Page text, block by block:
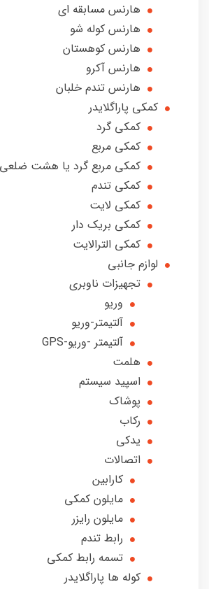
هارنس مسابقه ای
هارنس کوله شو
هارنس کوهستان
هارنس آکرو
هارنس تندم خلبان
کمکی پاراگلایدر
کمکی گرد
کمکی مربع
کمکی مربع گرد یا هشت ضلعی
کمکی تندم
کمکی لایت
کمکی بریک دار
کمکی الترالایت
لوازم جانبی
تجهیزات ناوبری
وریو
آلتیمتر-وریو
آلتیمتر -وریو-GPS
هلمت
اسپید سیستم
پوشاک
رکاب
یدکی
اتصالات
کارابین
مایلون کمکی
مایلون رایزر
رابط تندم
تسمه رابط کمکی
کوله ها پاراگلایدر